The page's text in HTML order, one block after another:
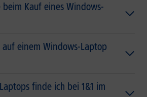
Kauf eines Windows-
einem Windows-Laptop
finde ich bei 1&1 im